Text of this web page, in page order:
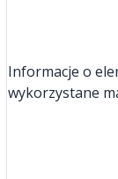
Informacje o
wykorzystane